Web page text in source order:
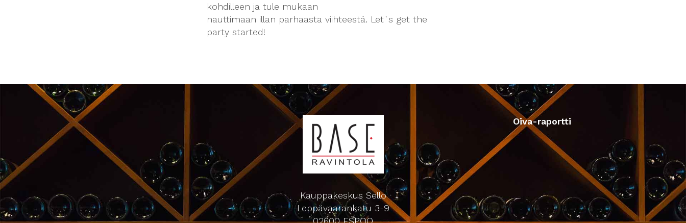
kohdilleen ja tule mukaan
nauttimaan illan parhaasta viihteestä. Let`s get the
party started!
Kauppakeskus Sello
Leppävaarankatu 3-9
02600 ESPOO
Oiva-raportti